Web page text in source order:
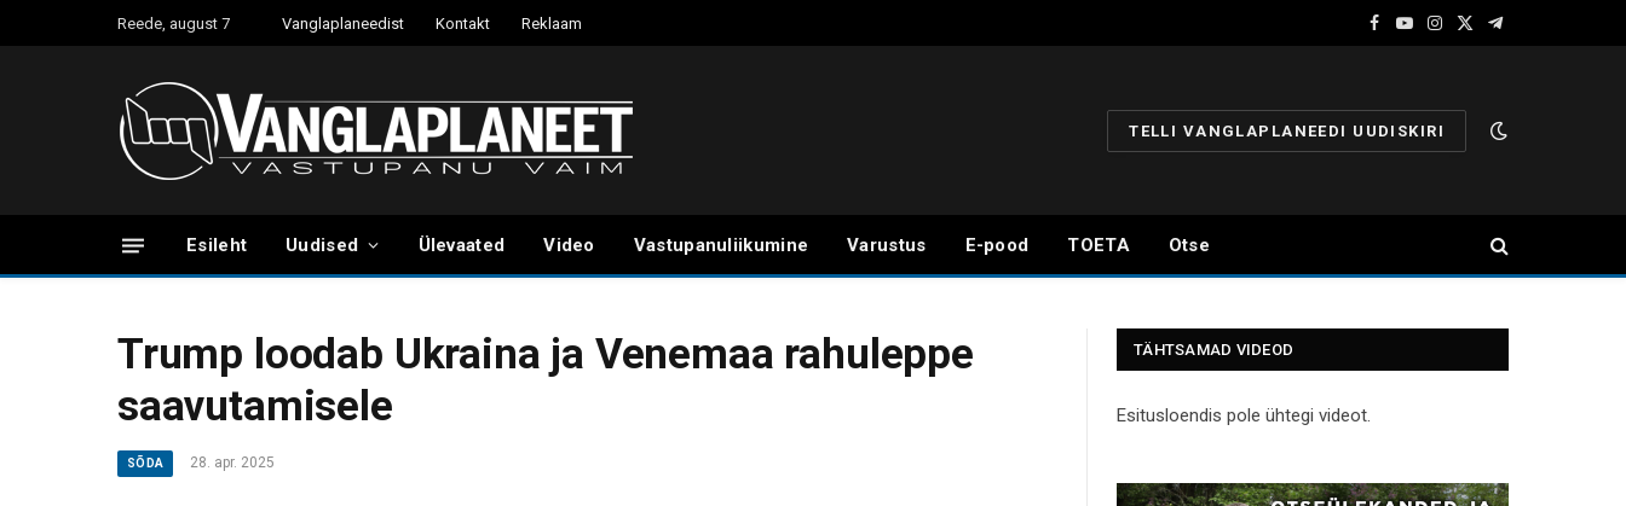
Reede, august 7 Vanglaplaneedist Kontakt Reklaam
Facebook
YouTube
Instagram
X
Telegram
TELLI VANGLAPLANEEDI UUDISKIRI
Esileht Uudised Ülevaated Video Vastupanuliikumine Varustus E-pood TOETA Otse
Trump loodab Ukraina ja Venemaa rahuleppe
saavutamisele
SÕDA 28. apr. 2025
TÄHTSAMAD VIDEOD
Esitusloendis pole ühtegi videot.